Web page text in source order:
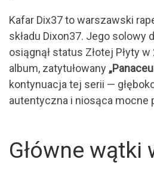
Kafar Dix37 to warszawski
składu Dixon37. Jego solowy
osiągnął status Złotej Płyty
album, zatytułowany
kontynuacja tej serii —
autentyczna i niosąca mocne
Główne wątki